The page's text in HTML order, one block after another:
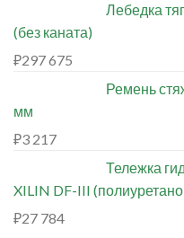
Лебедка
(без каната)
₽297 675
Ремень
мм
₽3 217
Тележка
XILIN DF-III
₽27 784